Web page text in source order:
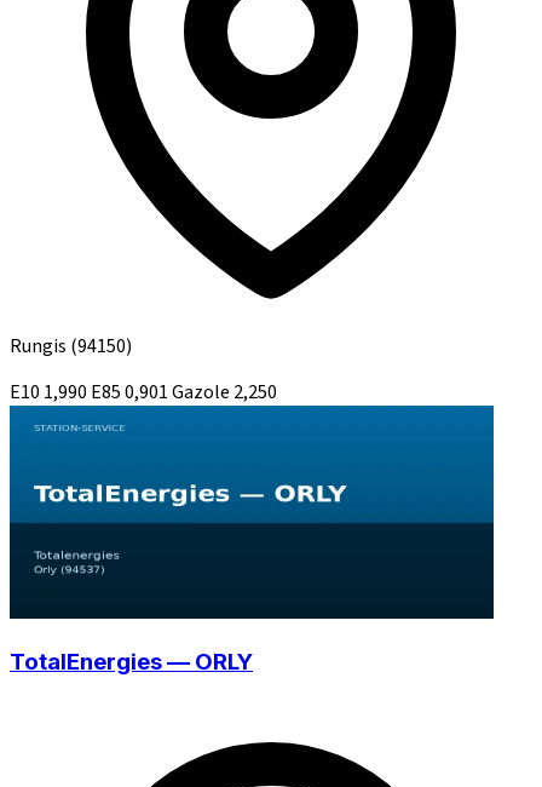
Rungis (94150)
E10 1,990 E850,901Gazole 2,250
TotalEnergies — ORLY